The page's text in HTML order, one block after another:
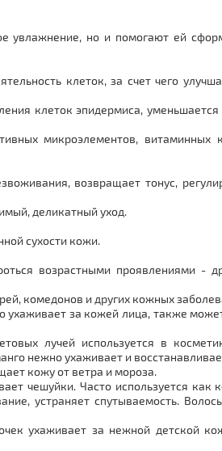
но и помогают ей
клеток, за счет чего
клеток эпидермиса, уменьшается
микроэлементов, витаминных
возвращает тонус,
деликатный уход.
сухости кожи.
возрастными проявлениями -
комедонов и других кожных
за кожей лица, также
лучей используется в
нежно ухаживает и
кожу от ветра и мороза.
чешуйки. Часто используется
устраняет спутываемость.
ухаживает за нежной детской